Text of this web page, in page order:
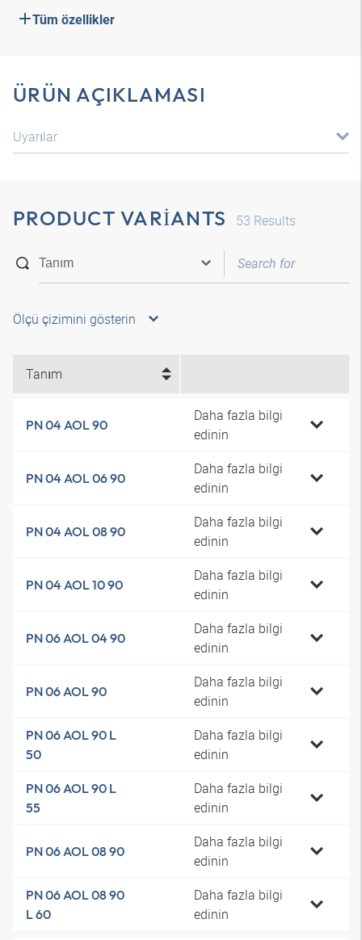
Tüm özellikler
ÜRÜN AÇIKLAMASI
Uyarılar
PRODUCT VARIANTS 53 Results
Ölçü çizimini gösterin
Tanım
PN 04 AOL 90
Daha fazla bilgi
edinin
PN 04 AOL 06 90
Daha fazla bilgi
edinin
PN 04 AOL 08 90
Daha fazla bilgi
edinin
PN 04 AOL 10 90
Daha fazla bilgi
edinin
PN 06 AOL 04 90
Daha fazla bilgi
edinin
PN 06 AOL 90
Daha fazla bilgi
edinin
PN 06 AOL 90 L
50
Daha fazla bilgi
edinin
PN 06 AOL 90 L
55
Daha fazla bilgi
edinin
PN 06 AOL 08 90
Daha fazla bilgi
edinin
PN 06 AOL 08 90
L 60
Daha fazla bilgi
edinin